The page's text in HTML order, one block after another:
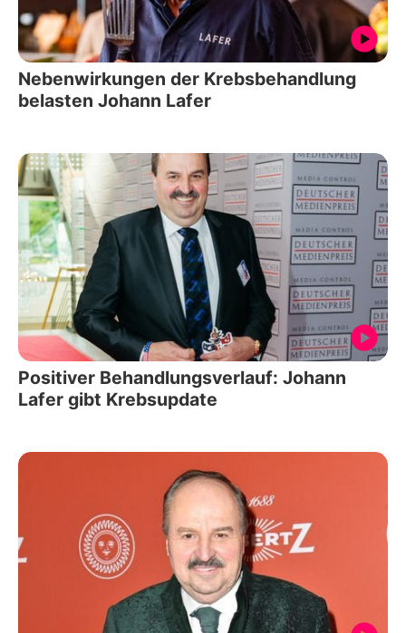
Nebenwirkungen der Krebsbehandlung
belasten Johann Lafer
Positiver Behandlungsverlauf: Johann
Lafer gibt Krebsupdate